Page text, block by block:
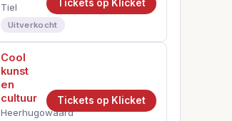
Tiel
Uitverkocht
Tickets op Klicket
Cool
kunst
en
cultuur
Heerhugowaard
Tickets op Klicket